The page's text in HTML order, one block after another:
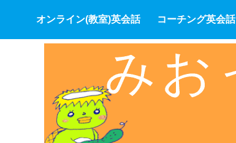
オンライン(教室)英会話 コーチング英会話